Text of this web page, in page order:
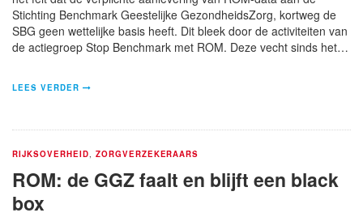
Stichting Benchmark Geestelijke GezondheidsZorg, kortweg de
SBG geen wettelijke basis heeft. Dit bleek door de activiteiten van
de actiegroep Stop Benchmark met ROM. Deze vecht sinds het…
LEES VERDER
RIJKSOVERHEID ZORGVERZEKERAARS
ROM: de GGZ faalt en blijft een black
box